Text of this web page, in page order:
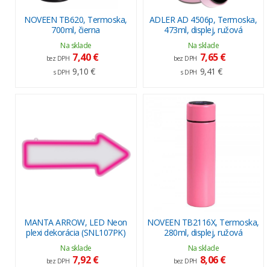
NOVEEN TB620, Termoska,
700ml, čierna
Na sklade
bez DPH 7,40 €
s DPH 9,10 €
ADLER AD 4506p, Termoska,
473ml, displej, ružová
Na sklade
bez DPH 7,65 €
s DPH 9,41 €
MANTA ARROW, LED Neon
plexi dekorácia (SNL107PK)
Na sklade
bez DPH 7,92 €
NOVEEN TB2116X, Termoska,
280ml, displej, ružová
Na sklade
bez DPH 8,06 €